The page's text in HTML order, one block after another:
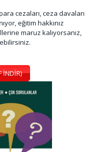
cezaları, ceza davaları
eğitim hakkınız
maruz kalıyorsanız,
İNDİR)